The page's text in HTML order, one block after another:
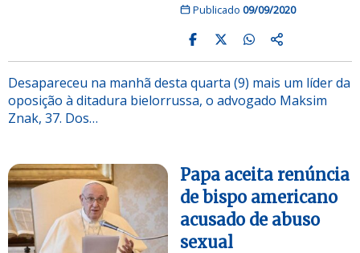
Publicado 09/09/2020
Desapareceu na manhã desta quarta (9) mais um líder da
oposição à ditadura bielorrussa, o advogado Maksim
Znak, 37. Dos…
Papa aceita renúncia
de bispo americano
acusado de abuso
sexual